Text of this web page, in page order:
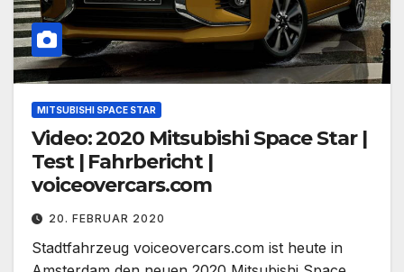
MITSUBISHI SPACE STAR
Video: 2020 Mitsubishi Space Star |
Test | Fahrbericht |
voiceovercars.com
20. FEBRUAR 2020
Stadtfahrzeug voiceovercars.com ist heute in